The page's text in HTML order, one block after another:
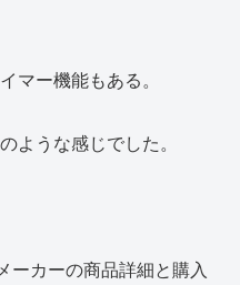
マー機能もある。
ような感じでした。
ーカーの商品詳細と購入